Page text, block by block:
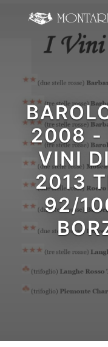
2008 -
VINI
2013
92/
IT EN
Wine
Reviews
Our wines
News and
Contacts
Our
Italiano